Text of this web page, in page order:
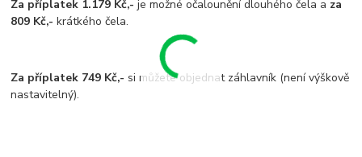
Za příplatek 1.179 Kč,-je možné očalounění dlouhého čela a za
809 Kč,-krátkého čela.
Za příplatek 749 Kč,- si můžete objednat záhlavník (není výškově
nastavitelný).